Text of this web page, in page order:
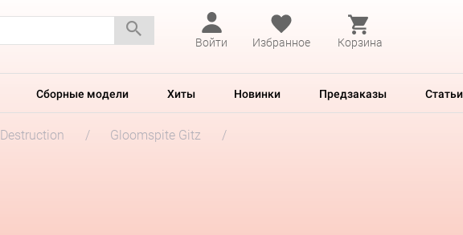
Войти
Избранное Корзина
Сборные модели Хиты Новинки Предзаказы Статьи
Destruction
Gloomspite Gitz